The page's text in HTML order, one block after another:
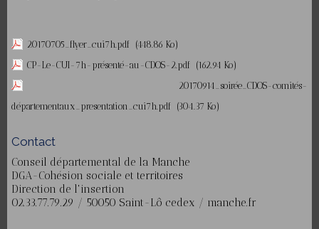
20170705_flyer_cui7h.pdf
(448.86 Ko)
CP-Le-CUI-7h-présenté-au-CDOS-2.pdf
(162.94 Ko)
20170914_soirée_CDOS-comités-
départementaux_presentation_cui7h.pdf
(304.37 Ko)
Contact
Conseil départemental de la Manche
DGA-Cohésion sociale et territoires
Direction de l'insertion
02.33.77.79.29 / 50050 Saint-Lô cedex / manche.fr